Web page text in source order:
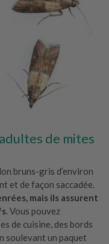
de mites
bruns-gris d’environ
et de façon saccadée.
mais ils assurent
. Vous pouvez
de cuisine, des bords
soulevant un paquet